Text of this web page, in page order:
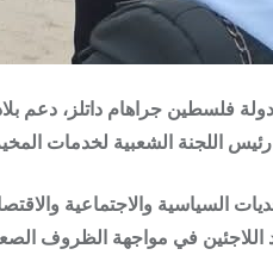
دولة فلسطين جراهام داتلز ، دعم
اللجنة الشعبية لخدمات
السياسية والاجتماعية
في مواجهة الظروف